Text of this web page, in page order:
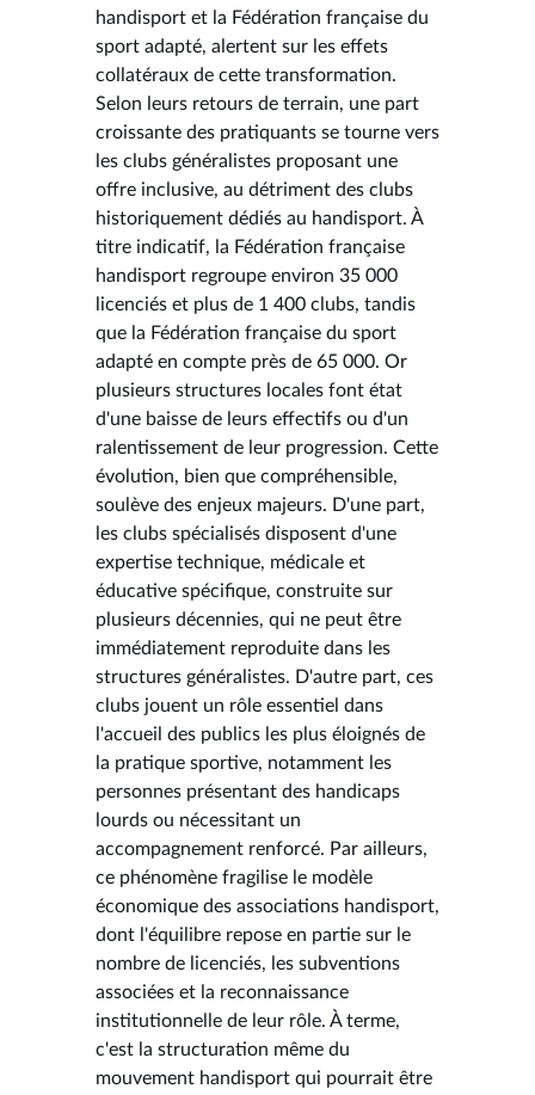
handisport et la Fédération française du
sport adapté, alertent sur les effets
collatéraux de cette transformation.
Selon leurs retours de terrain, une part
croissante des pratiquants se tourne vers
les clubs généralistes proposant une
offre inclusive, au détriment des clubs
historiquement dédiés au handisport. À
titre indicatif, la Fédération française
handisport regroupe environ 35 000
licenciés et plus de 1 400 clubs, tandis
que la Fédération française du sport
adapté en compte près de 65 000. Or
plusieurs structures locales font état
d'une baisse de leurs effectifs ou d'un
ralentissement de leur progression. Cette
évolution, bien que compréhensible,
soulève des enjeux majeurs. D'une part,
les clubs spécialisés disposent d'une
expertise technique, médicale et
éducative spécifique, construite sur
plusieurs décennies, qui ne peut être
immédiatement reproduite dans les
structures généralistes. D'autre part, ces
clubs jouent un rôle essentiel dans
l'accueil des publics les plus éloignés de
la pratique sportive, notamment les
personnes présentant des handicaps
lourds ou nécessitant un
accompagnement renforcé. Par ailleurs,
ce phénomène fragilise le modèle
économique des associations handisport,
dont l'équilibre repose en partie sur le
nombre de licenciés, les subventions
associées et la reconnaissance
institutionnelle de leur rôle. À terme,
c'est la structuration même du
mouvement handisport qui pourrait être